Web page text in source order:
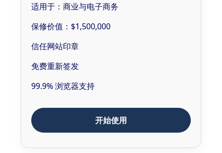
适用于：商业与电子商务
保修价值：$1,500,000
信任网站印章
免费重新签发
99.9% 浏览器支持
开始使用